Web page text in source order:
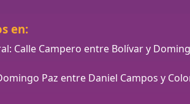
en:
Calle Campero entre Bolívar y
Paz entre Daniel Campos y